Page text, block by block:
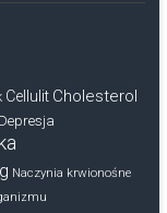
Cellulit Cholesterol
Depresja
Naczynia krwionośne